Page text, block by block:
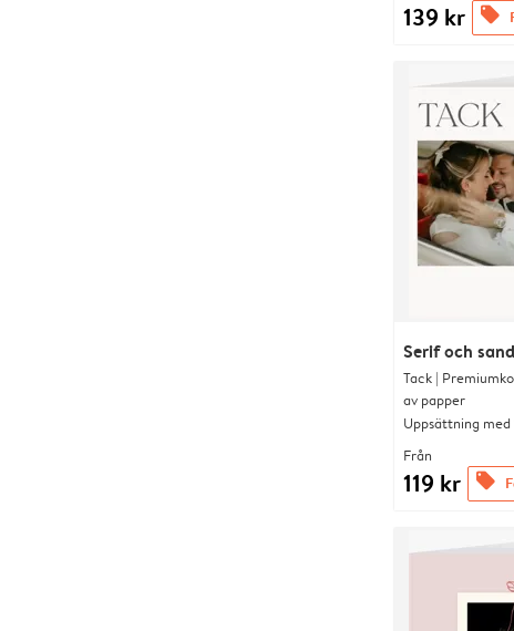
139 kr offers
Serif och sand
Tack |
av papper
Uppsättning med
Från
119 kr offers